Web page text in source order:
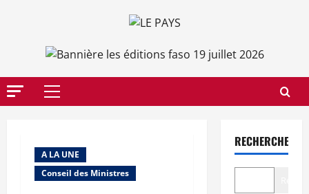
Menu
A LA UNE
Conseil des Ministres
RECHERCHER